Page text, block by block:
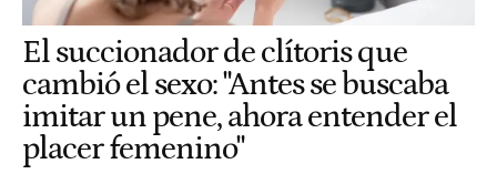
El succionador de clítoris que
cambió el sexo: "Antes se buscaba
imitar un pene, ahora entender el
placer femenino"